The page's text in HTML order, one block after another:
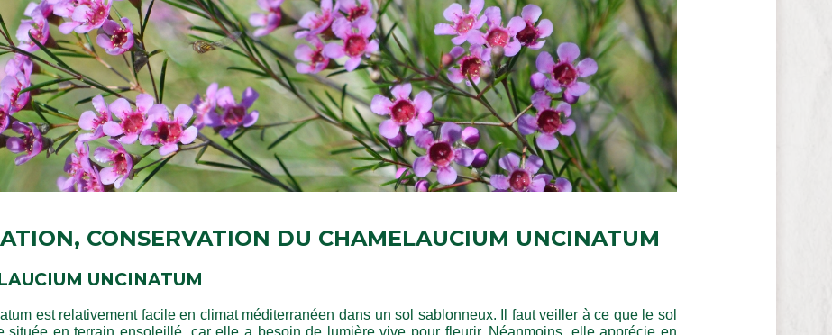
CONSERVATION DU CHAMELAUCIUM UNCINATUM
UNCINATUM
est relativement facile en climat méditerranéen dans un sol sablonneux. Il faut veiller à ce que le sol
située en terrain ensoleillé, car elle a besoin de lumière vive pour fleurir. Néanmoins, elle apprécie en